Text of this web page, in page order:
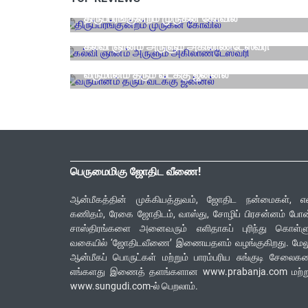
திருப்பரங்குன்றம் முருகன் கோவில்
ஆன்மீக தலங்கள்
கல்வி ஞானம் அருளும் அகிலாண்டேஸ்வரி
வாஸ்து
வருமானம் தரும் வடக்கு ஜன்னல்
பெருமைமிகு ஜோதிட வீணை!
ஆன்மீகத்தின் முக்கியத்துவம், ஜோதிட நன்மைகள்,
கணிதம், ரேகை ஜோதிடம், வாஸ்து, சோழிப் பிரசன்னம்
சாஸ்திரங்களை அனைவரும் எளிதாகப் புரிந்து
வகையில் ‘ஜோதிடவீணை’ இணையதளம் வழங்குகிறது.
ஆன்மீகப் பொருட்கள் மற்றும் பாரம்பரிய சுங்குடி
எங்களது இணைத் தளங்களான www.prabanja.com
www.sungudi.com-ல் பெறலாம்.